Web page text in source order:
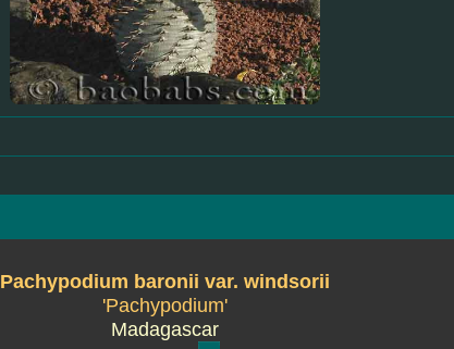
Pachypodium baronii var. windsorii
'Pachypodium'
Madagascar